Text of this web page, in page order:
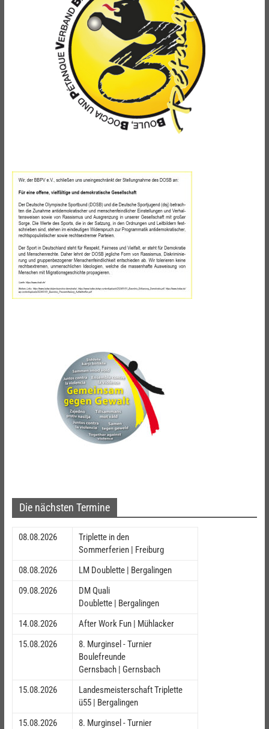
Die nächsten Termine
08.08.2026
Triplette in den
Sommerferien | Freiburg
08.08.2026
LM Doublette | Bergalingen
09.08.2026
DM Quali
Doublette | Bergalingen
14.08.2026
After Work Fun | Mühlacker
15.08.2026
8. Murginsel - Turnier
Boulefreunde
Gernsbach | Gernsbach
15.08.2026
Landesmeisterschaft Triplette
ü55 | Bergalingen
15.08.2026
8. Murginsel - Turnier